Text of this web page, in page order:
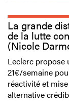
La grande
de la lutte
(Nicole
Leclerc propose
21€/semaine
réactivité et
alternative